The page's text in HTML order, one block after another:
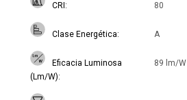
CRI 80
Clase Energética A
Eficacia Luminosa
(Lm/W)
89 lm/W